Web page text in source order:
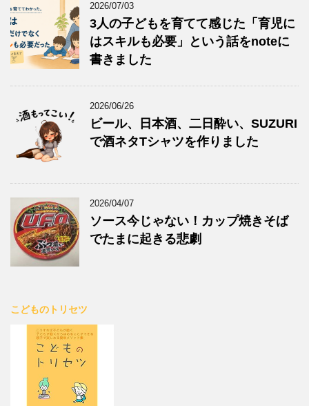
2026/07/03
3人の子どもを育てて感じた「育児に
はスキルも必要」という話をnoteに
書きました
2026/06/26
ビール、日本酒、二日酔い、SUZURI
で酒ネタTシャツを作りました
2026/04/07
ソース今じゃない！カップ焼きそば
でたまに起きる悲劇
こどものトリセツ